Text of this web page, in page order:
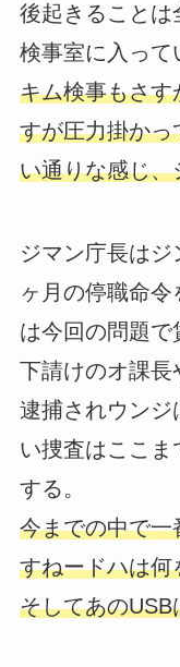
後起きることは
検事室に入って
キム検事もさす
すが圧力掛かっ
い通りな感じ、
ジマン庁長は
ヶ月の停職命
は今回の問題で
下請けのオ課長
逮捕されウンジ
い捜査はここ
する。
今までの中で一
すねードハは何
そしてあの